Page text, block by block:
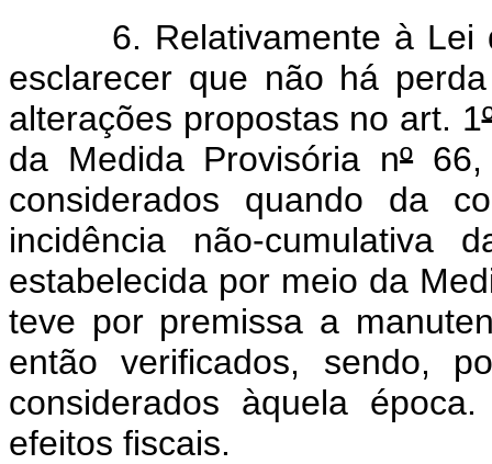
6. Relativamente à Lei
esclarecer que não há
alterações propostas no art. 1
da Medida Provisória nº66,
considerados quando da
incidência não-cumulativa
estabelecida por meio da
teve por premissa a
então verificados, sendo,
considerados àquela
efeitos fiscais.